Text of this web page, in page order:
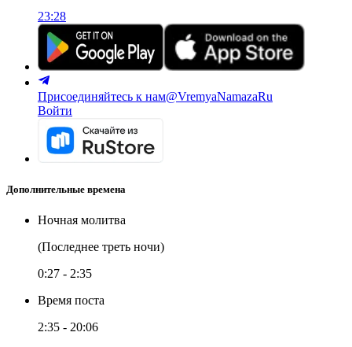
23:28
Присоединяйтесь к нам@VremyaNamazaRu
Войти
Дополнительные времена
Ночная молитва
(Последнее треть ночи)
0:27 - 2:35
Время поста
2:35 - 20:06